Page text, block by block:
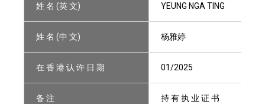
姓 名 (英 文) YEUNG NGA TING
姓 名 (中 文) 杨雅婷
在 香 港 认 许 日 期 01/2025
备 注 持 有 执 业 证 书